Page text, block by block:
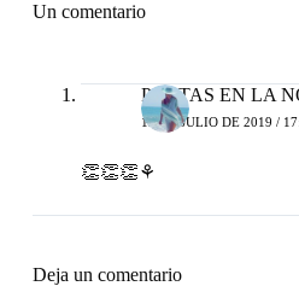
Un comentario
POETAS EN LA
12 DE JULIO DE 2019 /
👏👏👏⚘
Deja un comentario